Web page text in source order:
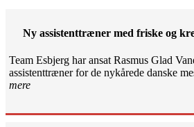
Ny assistenttræner med friske og
Team Esbjerg har ansat Rasmus Glad
assistenttræner for de nykårede danske
mere